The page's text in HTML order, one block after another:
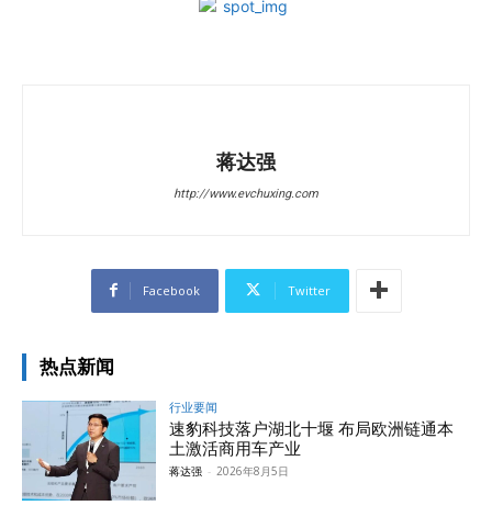
蒋达强
http://www.evchuxing.com
Facebook Twitter
热点新闻
行业要闻
速豹科技落户湖北十堰 布局欧洲链通本
土激活商用车产业
蒋达强 - 2026年8月5日